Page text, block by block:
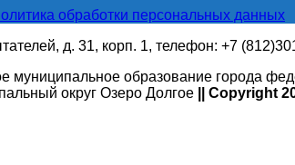
обработки персональных данных
д. 31, корп. 1, телефон: +7
муниципальное образование города
округ Озеро Долгое
|| Copyright